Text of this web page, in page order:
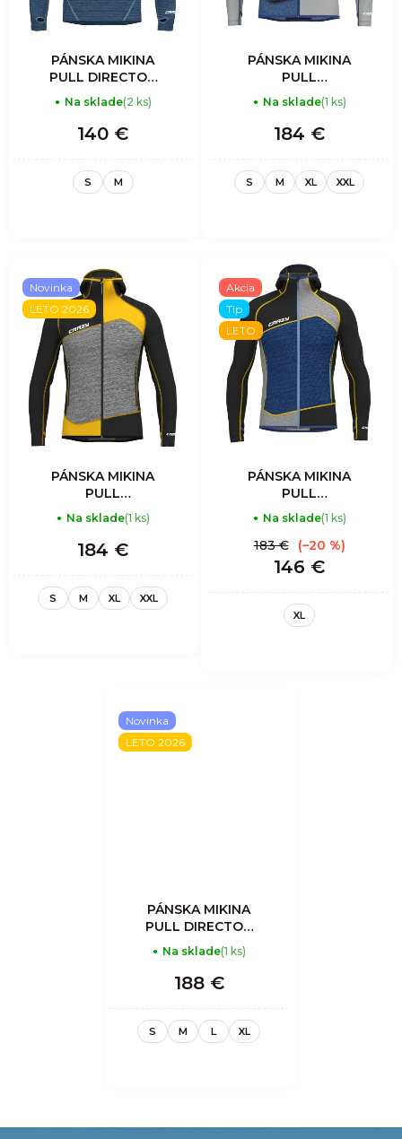
PÁNSKA MIKINA
PULL DIRECTOR
LIGHT - SULPHUR
Na sklade(2 ks)
140 €
S M
PÁNSKA MIKINA
PULL
RESOLUTION
LIGHT - SLATE-
BLACK
Na sklade(1 ks)
184 €
S M XL XXL
Novinka
LETO 2026
PÁNSKA MIKINA
PULL
RESOLUTION
LIGHT - SULFUR-
BLACK
Na sklade(1 ks)
184 €
S M XL XXL
Akcia
Tip
LETO
PÁNSKA MIKINA
PULL
RESOLUTION
LIGHT - SULFUR
BLACK
Na sklade(1 ks)
146 €
183 € (–20 %)
XL
Novinka
LETO 2026
PÁNSKA MIKINA
PULL DIRECTOR
LIGHT - SLATE
Na sklade(1 ks)
188 €
S M L XL